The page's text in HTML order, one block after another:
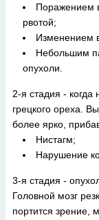
Поражением
рвотой;
Изменением
Небольшим
опухоли.
2-я стадия -
грецкого ореха.
более ярко,
Нистагм;
Нарушение
3-я стадия -
Головной мозг
портится зрение,